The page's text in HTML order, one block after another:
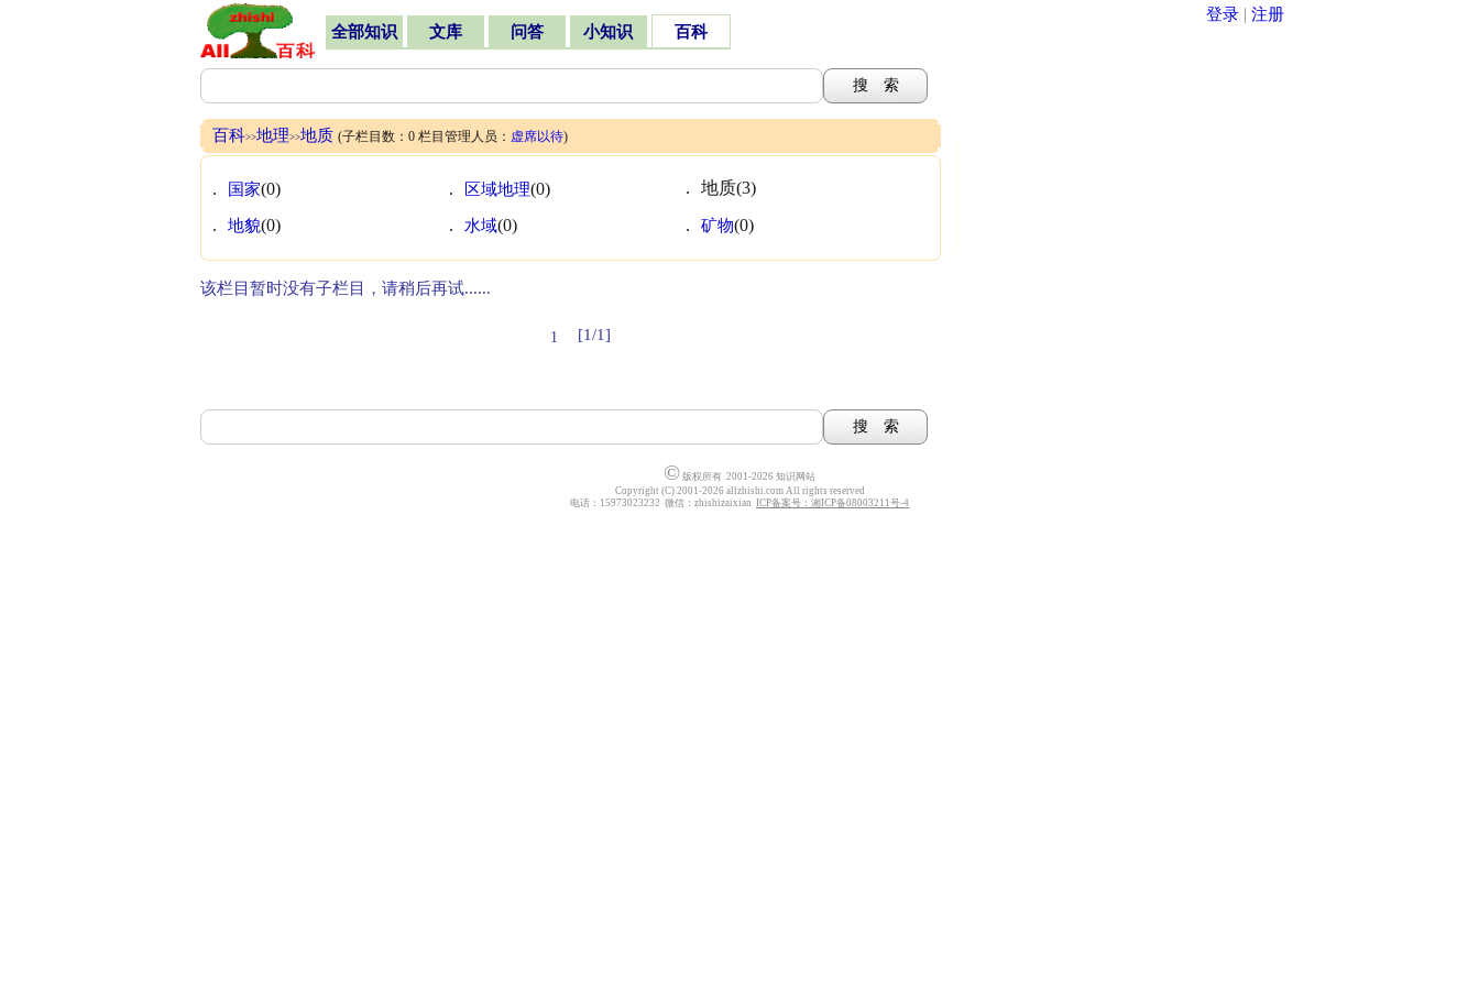
全部知识 文库 问答 小知识 百科
登录 | 注册
百科>>地理>>地质 (子栏目数：0 栏目管理人员： 虚席以待)
. 国家(0) . 区域地理(0)
. 地质(3)
. 地貌(0) . 水域(0) . 矿物(0)
该栏目暂时没有子栏目，请稍后再试......
1 [1/1]
© 版权所有 2001-2026 知识网站
Copyright (C) 2001-2026 allzhishi.com All rights reserved
电话：15973023232 微信：zhishizaixian ICP备案号：湘ICP备08003211号-4